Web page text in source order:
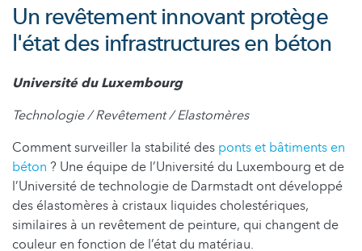
Un revêtement innovant protège
l'état des infrastructures en béton
Université du Luxembourg
Technologie / Revêtement / Elastomères
Comment surveiller la stabilité des ponts et bâtiments en
béton ? Une équipe de l’Université du Luxembourg et de
l’Université de technologie de Darmstadt ont développé
des élastomères à cristaux liquides cholestériques,
similaires à un revêtement de peinture, qui changent de
couleur en fonction de l’état du matériau.